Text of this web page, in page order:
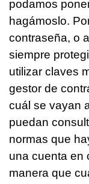
podamos
hagámoslo.
contraseña, o
siempre
utilizar claves
gestor de
cuál se vayan
puedan
normas que
una cuenta en
manera que